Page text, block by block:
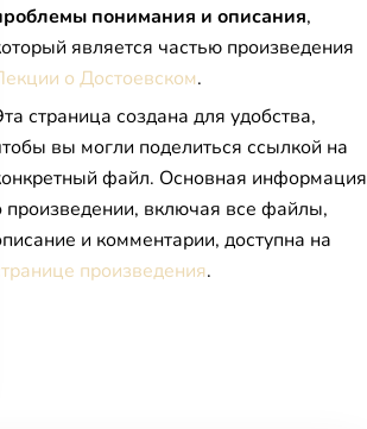
понимания и описания,
является частью произведения
о Достоевском.
страница создана для удобства,
вы могли поделиться ссылкой на
файл. Основная информация
произведении, включая все файлы,
и комментарии, доступна на
произведения.